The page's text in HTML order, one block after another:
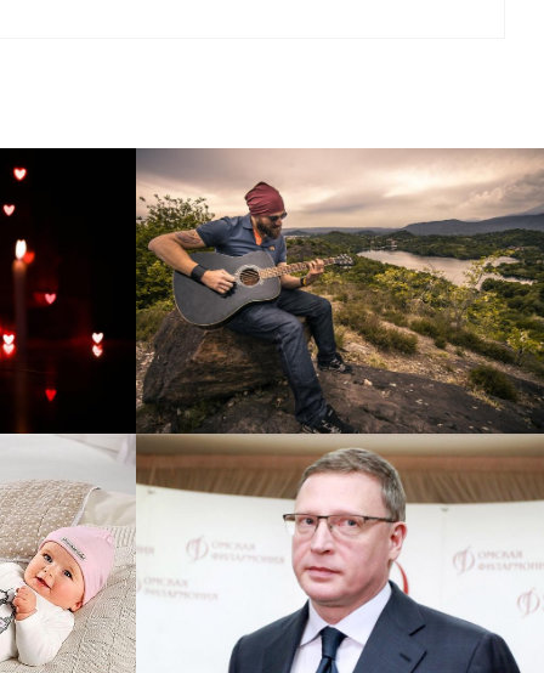
Перевод интернет-магазина
Guitaramania.ru на 1С-
Битрикс
Смотреть проект
Сайт кандидата в
губернаторы Буркова
Александра Леонидовича